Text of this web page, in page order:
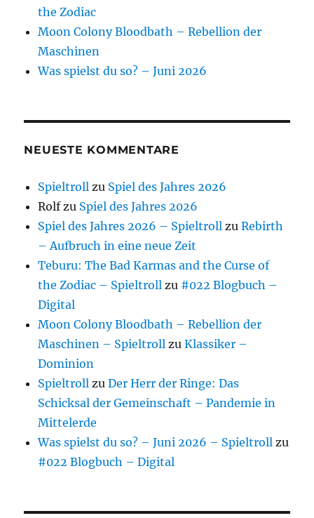
the Zodiac
Moon Colony Bloodbath – Rebellion der
Maschinen
Was spielst du so? – Juni 2026
NEUESTE KOMMENTARE
Spieltroll zu Spiel des Jahres 2026
Rolfzu Spiel des Jahres 2026
Spiel des Jahres 2026 – Spieltroll zuRebirth
– Aufbruch in eine neue Zeit
Teburu: The Bad Karmas and the Curse of
the Zodiac – Spieltroll zu #022 Blogbuch –
Digital
Moon Colony Bloodbath – Rebellion der
Maschinen – Spieltroll zuKlassiker –
Dominion
Spieltroll zuDer Herr der Ringe: Das
Schicksal der Gemeinschaft – Pandemie in
Mittelerde
Was spielst du so? – Juni 2026 – Spieltroll zu
#022 Blogbuch – Digital